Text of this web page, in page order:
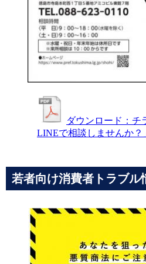
ダウンロード：チ
LINEで相談しませんか？
若者向け消費者トラブル